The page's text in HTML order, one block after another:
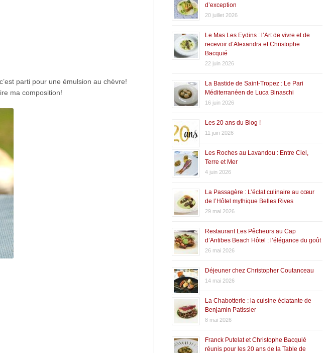
parti pour une émulsion au chèvre!
ma composition!
d’exception
20 juillet 2026
Le Mas Les Eydins : l’Art de vivre et de
recevoir d’Alexandra et Christophe
Bacquié
22 juin 2026
La Bastide de Saint-Tropez : Le Pari
Méditerranéen de Luca Binaschi
16 juin 2026
Les 20 ans du Blog !
11 juin 2026
Les Roches au Lavandou : Entre Ciel,
Terre et Mer
4 juin 2026
La Passagère : L’éclat culinaire au cœur
de l’Hôtel mythique Belles Rives
29 mai 2026
Restaurant Les Pêcheurs au Cap
d’Antibes Beach Hôtel : l’élégance du goût
26 mai 2026
Déjeuner chez Christopher Coutanceau
14 mai 2026
La Chabotterie : la cuisine éclatante de
Benjamin Patissier
8 mai 2026
Franck Putelat et Christophe Bacquié
réunis pour les 20 ans de la Table de